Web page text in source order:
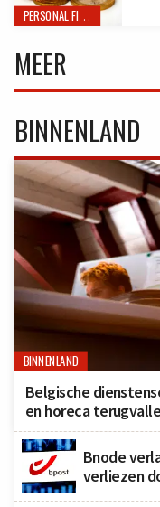
PERSONAL FINANCE
MEER
BINNENLAND
BINNENLAND
Belgische
en horeca
Bnode
verliezen